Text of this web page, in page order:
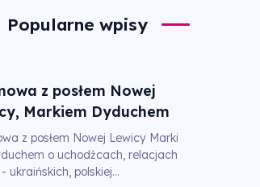
Popularne wpisy
z posłem Nowej
Markiem Dyduchem
z posłem Nowej Lewicy Marki
o uchodźcach, relacjach
ukraińskich, polskiej...